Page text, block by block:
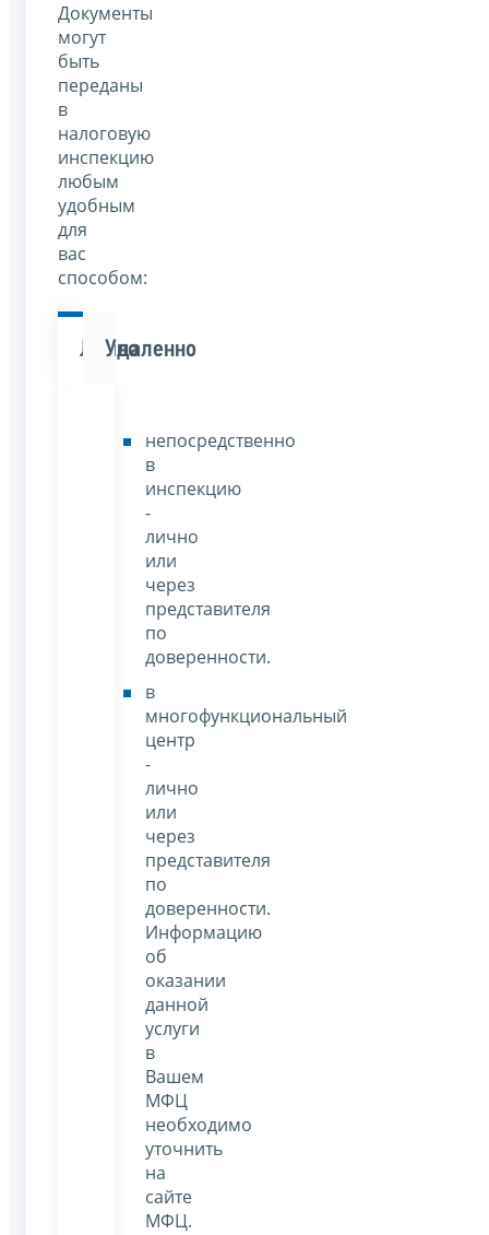
Документы
могут
быть
переданы
в
налоговую
инспекцию
любым
удобным
для
вас
способом:
Лично
Удаленно
непосредственно
в
инспекцию
-
лично
или
через
представителя
по
доверенности.
в
многофункциональный
центр
-
лично
или
через
представителя
по
доверенности.
Информацию
об
оказании
данной
услуги
в
Вашем
МФЦ
необходимо
уточнить
на
сайте
МФЦ.